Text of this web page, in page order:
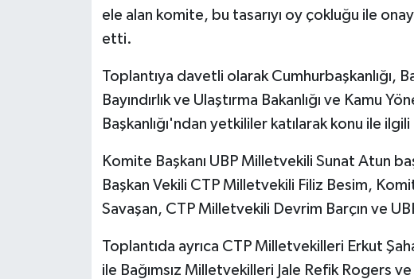
ele alan komite, bu tasarıyı oy çokluğu ile
etti.
Toplantıya davetli olarak Cumhurbaşkanlığı,
Bayındırlık ve Ulaştırma Bakanlığı ve Kamu
Başkanlığı'ndan yetkililer katılarak konu ile
Komite Başkanı UBP Milletvekili Sunat Atun
Başkan Vekili CTP Milletvekili Filiz Besim,
Savaşan, CTP Milletvekili Devrim Barçın ve
Toplantıda ayrıca CTP Milletvekilleri Erkut
ile Bağımsız Milletvekilleri Jale Refik Rogers